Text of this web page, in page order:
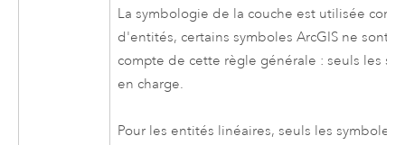
La symbologie de la couche est utilisée
d'entités, certains symboles ArcGIS ne sont
compte de cette règle générale : seuls les
en charge.
Pour les entités linéaires, seuls les symboles